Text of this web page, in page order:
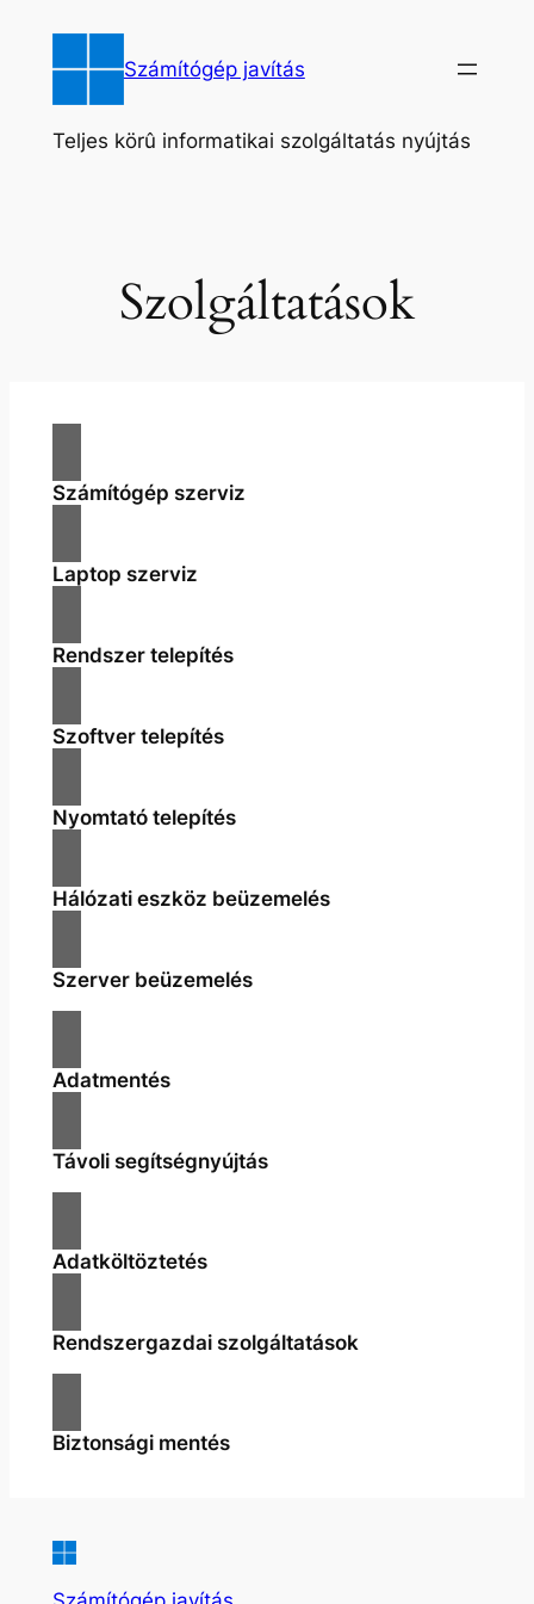
Számítógép javítás
Teljes körû informatikai szolgáltatás nyújtás
Szolgáltatások
Számítógép szerviz
Laptop szerviz
Rendszer telepítés
Szoftver telepítés
Nyomtató telepítés
Hálózati eszköz beüzemelés
Szerver beüzemelés
Adatmentés
Távoli segítségnyújtás
Adatköltöztetés
Rendszergazdai szolgáltatások
Biztonsági mentés